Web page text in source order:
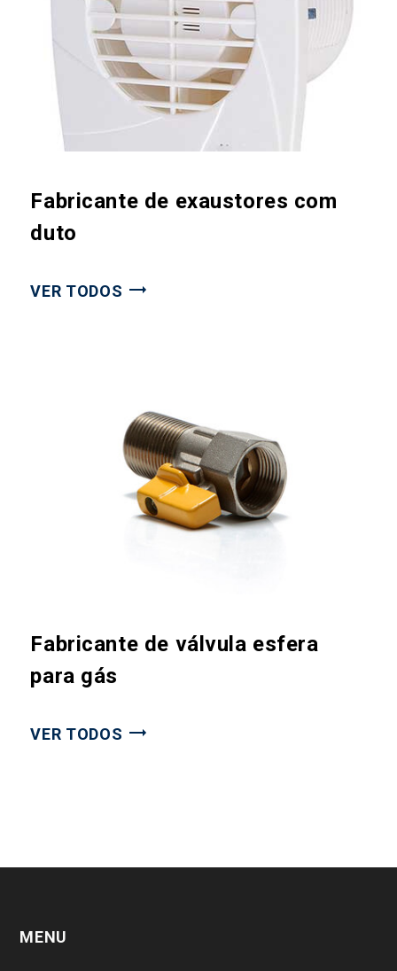
Fabricante de exaustores com
duto
VER TODOS
Fabricante de válvula esfera
para gás
VER TODOS
MENU